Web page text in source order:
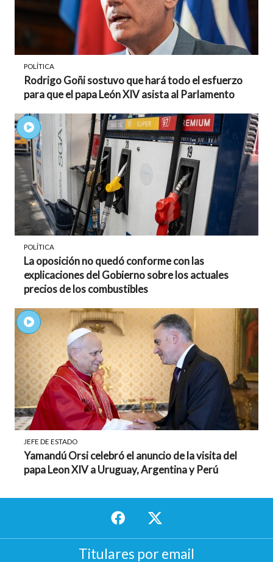
POLÍTICA
Rodrigo Goñi sostuvo que hará todo el esfuerzo
para que el papa León XIV asista al Parlamento
POLÍTICA
La oposición no quedó conforme con las
explicaciones del Gobierno sobre los actuales
precios de los combustibles
JEFE DE ESTADO
Yamandú Orsi celebró el anuncio de la visita del
papa Leon XIV a Uruguay, Argentina y Perú
Titulares por email